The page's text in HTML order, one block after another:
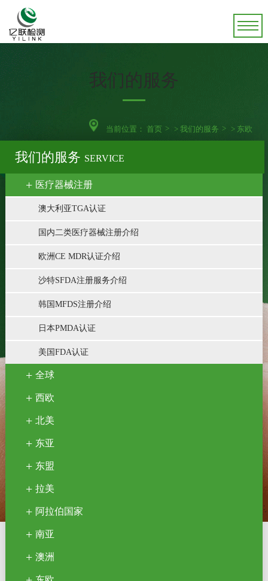
我们的服务
当前位置：首页 >我们的服务 > 东欧
我们的服务 SERVICE
医疗器械注册
澳大利亚TGA认证
国内二类医疗器械注册介绍
欧洲CE MDR认证介绍
沙特SFDA注册服务介绍
韩国MFDS注册介绍
日本PMDA认证
美国FDA认证
全球
西欧
北美
东亚
东盟
拉美
阿拉伯国家
南亚
澳洲